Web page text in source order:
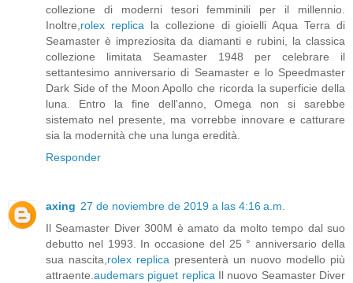
collezione di moderni tesori femminili per il millennio.
Inoltre,rolex replicala collezione di gioielli Aqua Terra di
Seamaster è impreziosita da diamanti e rubini, la classica
collezione limitata Seamaster 1948 per celebrare il
settantesimo anniversario di Seamaster e lo Speedmaster
Dark Side of the Moon Apollo che ricorda la superficie della
luna. Entro la fine dell'anno, Omega non si sarebbe
sistemato nel presente, ma vorrebbe innovare e catturare
sia la modernità che una lunga eredità.
Responder
axing 27 de noviembre de 2019 a las 4:16 a.m.
Il Seamaster Diver 300M è amato da molto tempo dal suo
debutto nel 1993. In occasione del 25 ° anniversario della
sua nascita,rolex replica presenterà un nuovo modello più
attraente.audemars piguet replicaIl nuovo Seamaster Diver